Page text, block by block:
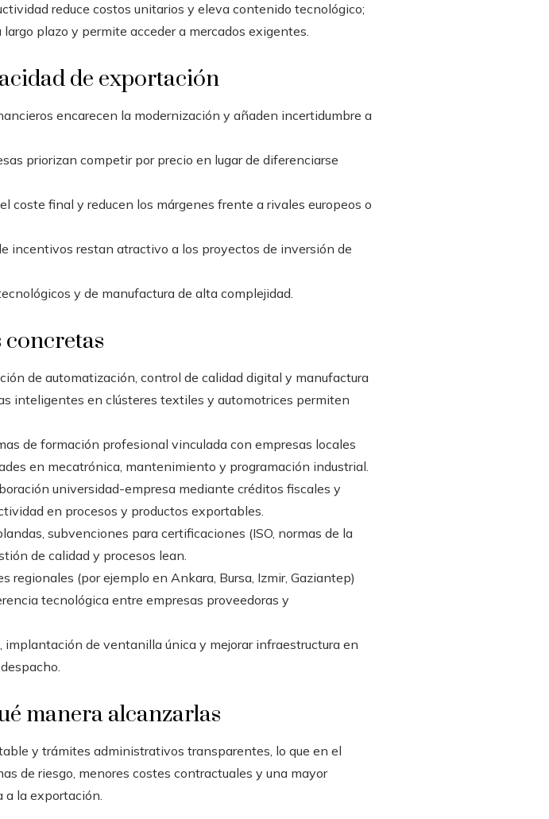
reduce costos unitarios y eleva contenido tecnológico;
plazo y permite acceder a mercados exigentes.
de exportación
encarecen la modernización y añaden incertidumbre a
priorizan competir por precio en lugar de diferenciarse
coste final y reducen los márgenes frente a rivales europeos o
incentivos restan atractivo a los proyectos de inversión de
y de manufactura de alta complejidad.
de automatización, control de calidad digital y manufactura
inteligentes en clústeres textiles y automotrices permiten
de formación profesional vinculada con empresas locales
en mecatrónica, mantenimiento y programación industrial.
universidad-empresa mediante créditos fiscales y
en procesos y productos exportables.
subvenciones para certificaciones (ISO, normas de la
de calidad y procesos lean.
regionales (por ejemplo en Ankara, Bursa, Izmir, Gaziantep)
tecnológica entre empresas proveedoras y
de ventanilla única y mejorar infraestructura en
manera alcanzarlas
y trámites administrativos transparentes, lo que en el
de riesgo, menores costes contractuales y una mayor
a la exportación.